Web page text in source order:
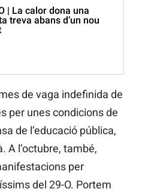
| La calor dona una
treva abans d’un nou
de vaga indefinida de
per unes condicions de
de l’educació pública,
A l’octubre, també,
per
del 29-O. Portem